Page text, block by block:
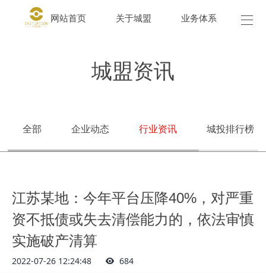
网站首页 关于城盟 业务体系 城
城盟资讯
全部 企业动态 行业资讯 城投排行榜
江苏某地：今年平台压降40%，对严重
资不抵债或失去清偿能力的，依法审慎
实施破产清算
2022-07-26 12:24:48 684